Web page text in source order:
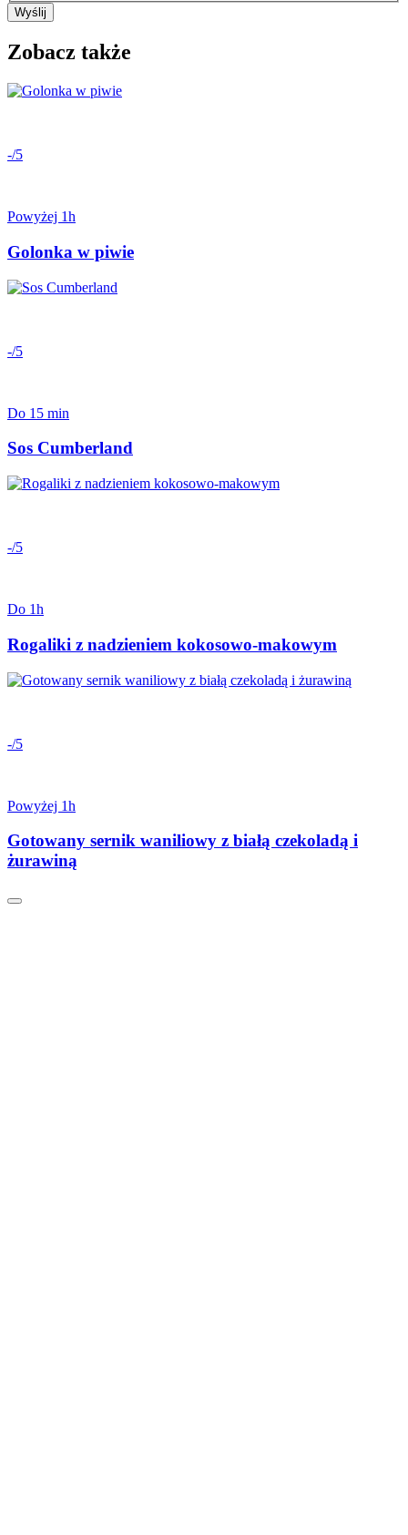
Wyślij
Zobacz także
-/5
Powyżej 1h
Golonka w piwie
-/5
Do 15 min
Sos Cumberland
-/5
Do 1h
Rogaliki z nadzieniem kokosowo-makowym
-/5
Powyżej 1h
Gotowany sernik waniliowy z białą czekoladą i
żurawiną